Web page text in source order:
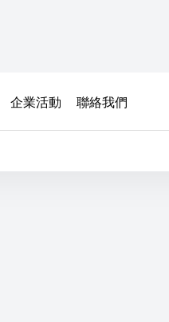
企業活動 聯絡我們